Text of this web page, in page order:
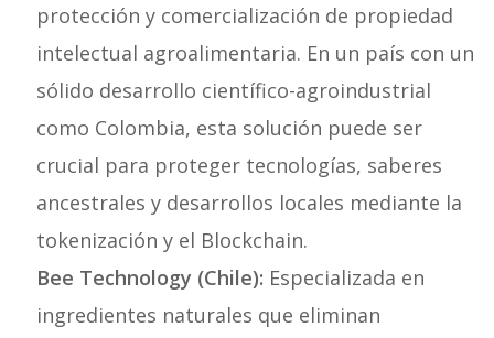
protección y comercialización de propiedad
intelectual agroalimentaria. En un país con un
sólido desarrollo científico-agroindustrial
como Colombia, esta solución puede ser
crucial para proteger tecnologías, saberes
ancestrales y desarrollos locales mediante la
tokenización y el Blockchain.
Bee Technology (Chile): Especializada en
ingredientes naturales que eliminan